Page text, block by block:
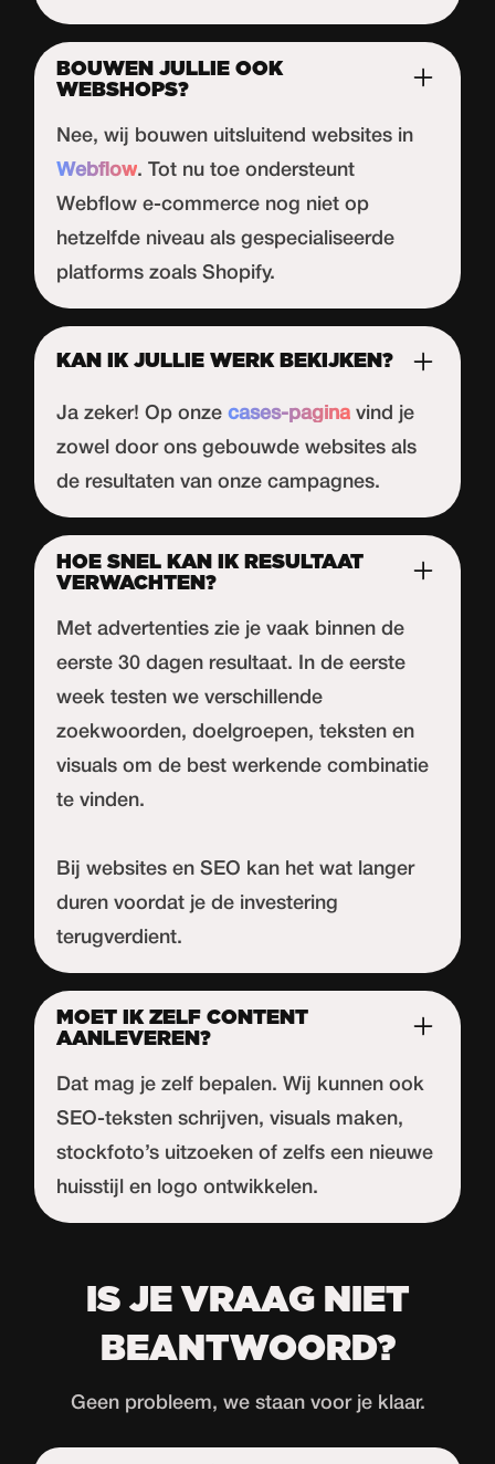
BOUWEN JULLIE OOK
WEBSHOPS?
Nee, wij bouwen uitsluitend websites in
Webflow. Tot nu toe ondersteunt
Webflow e-commerce nog niet op
hetzelfde niveau als gespecialiseerde
platforms zoals Shopify.
KAN IK JULLIE WERK BEKIJKEN?
Ja zeker! Op onzecases-pagina vind je
zowel door ons gebouwde websites als
de resultaten van onze campagnes.
HOE SNEL KAN IK RESULTAAT
VERWACHTEN?
Met advertenties zie je vaak binnen de
eerste 30 dagen resultaat. In de eerste
week testen we verschillende
zoekwoorden, doelgroepen, teksten en
visuals om de best werkende combinatie
te vinden.
Bij websites en SEO kan het wat langer
duren voordat je de investering
terugverdient.
MOET IK ZELF CONTENT
AANLEVEREN?
Dat mag je zelf bepalen. Wij kunnen ook
SEO-teksten schrijven, visuals maken,
stockfoto’s uitzoeken of zelfs een nieuwe
huisstijl en logo ontwikkelen.
IS JE VRAAG NIET
BEANTWOORD?
Geen probleem, we staan voor je klaar.